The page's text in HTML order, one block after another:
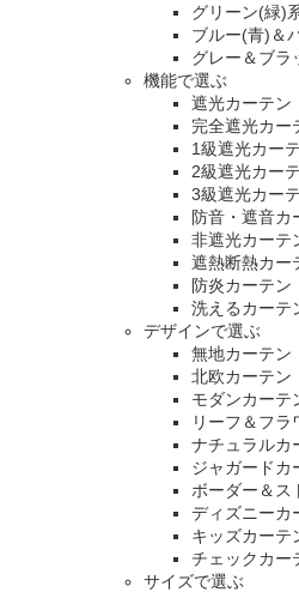
グリーン(緑)
ブルー(青)＆
グレー＆ブラ
機能で選ぶ
遮光カーテン
完全遮光カー
1級遮光カー
2級遮光カー
3級遮光カー
防音・遮音カ
非遮光カーテ
遮熱断熱カー
防炎カーテン
洗えるカーテ
デザインで選ぶ
無地カーテン
北欧カーテン
モダンカーテ
リーフ＆フラ
ナチュラルカ
ジャガードカ
ボーダー＆ス
ディズニーカ
キッズカーテ
チェックカー
サイズで選ぶ